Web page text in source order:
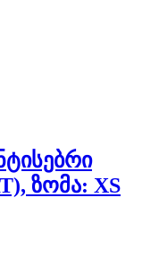
ზომა: XS